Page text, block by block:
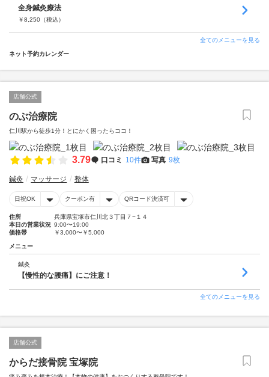
全身鍼灸療法
￥8,250 （税込）
全てのメニューを見る
ネット予約カレンダー
店舗公式
のぶ治療院
仁川駅から徒歩1分！とにかく困ったらココ！
3.79 口コミ 10件 写真 9枚
鍼灸 マッサージ 整体
日祝OK クーポン有 QRコード決済可
住所
兵庫県宝塚市仁川北３丁目７−１４
本日の営業状況 9:00〜19:00
価格帯
￥3,000〜￥5,000
メニュー
鍼灸
【慢性的な腰痛】にご注意！
全てのメニューを見る
店舗公式
からだ接骨院 宝塚院